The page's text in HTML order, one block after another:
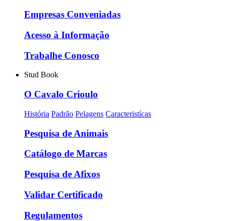
Empresas Conveniadas
Acesso à Informação
Trabalhe Conosco
Stud Book
O Cavalo Crioulo
História Padrão Pelagens Caracteristícas
Pesquisa de Animais
Catálogo de Marcas
Pesquisa de Afixos
Validar Certificado
Regulamentos